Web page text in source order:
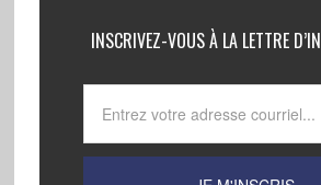
INSCRIVEZ-VOUS À LA LETTRE